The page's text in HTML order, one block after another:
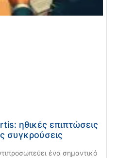
ηθικές επιπτώσεις
συγκρούσεις
ένα σημαντικό